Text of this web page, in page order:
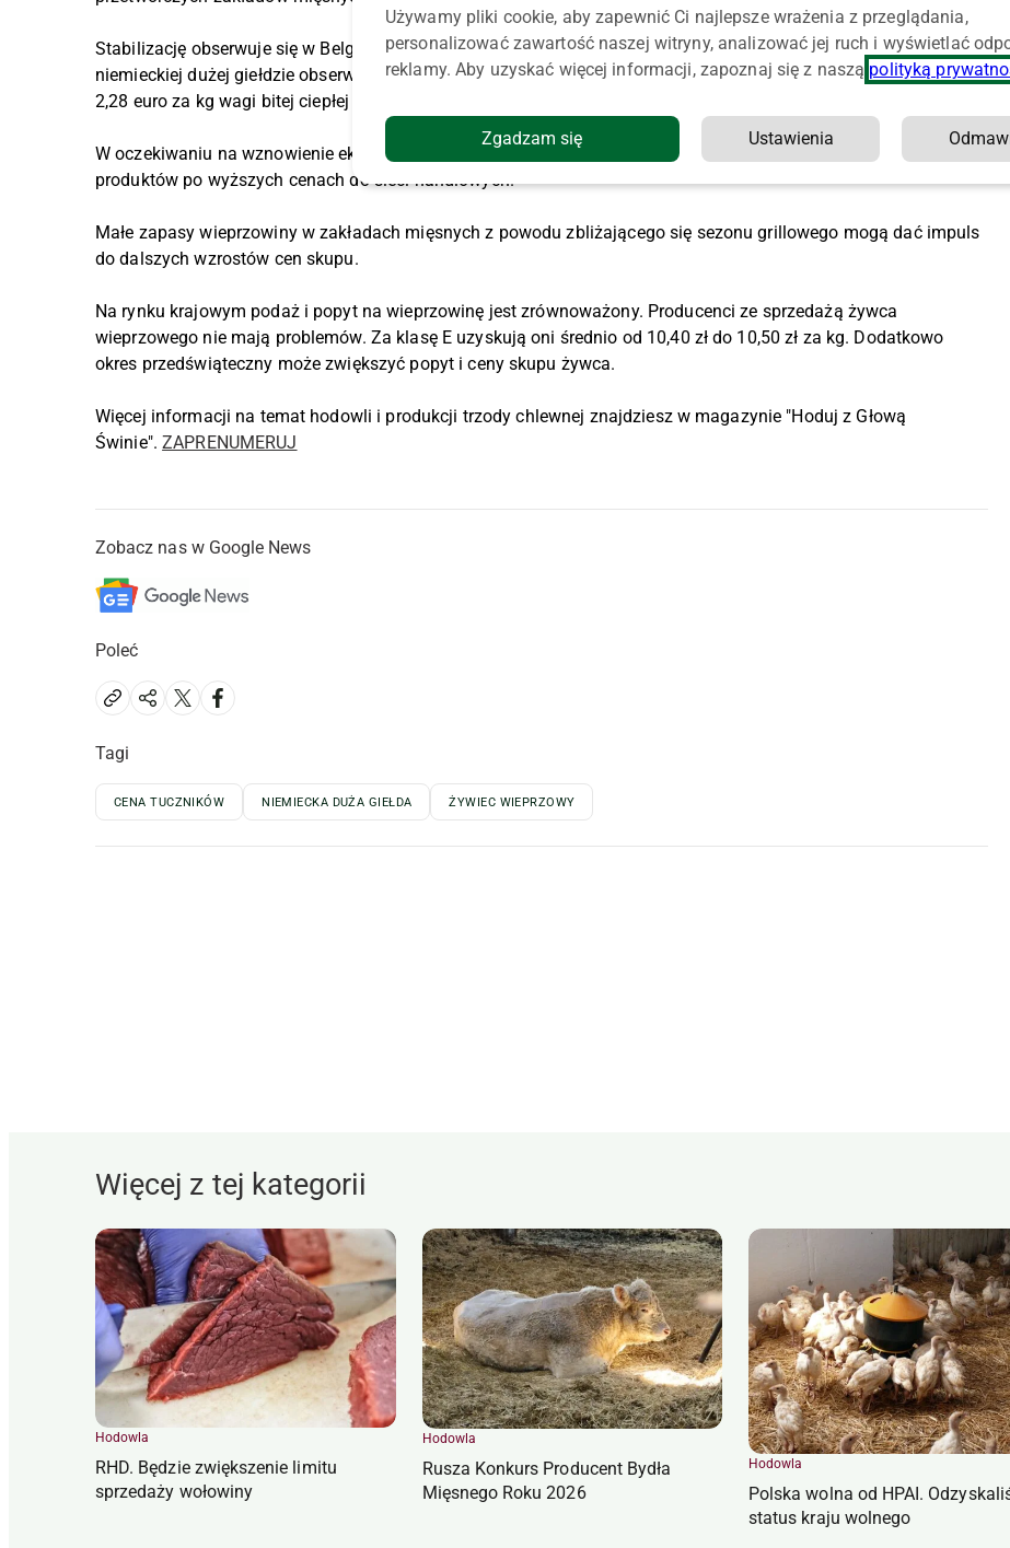
Stabilizację obserwuje się w Belgii, Holandii, Danii i Austrii, gdzie ceny pozostały bez zmian. Również na
niemieckiej dużej giełdzie obserwujemy stagnację. Tamtejsze notowania tuczników utrzymały się na poziomie
2,28 euro za kg wagi bitej ciepłej (wbc), co w przeliczeniu na polską walutę daje około 10,72 zł.
W oczekiwaniu na wznowienie eksportu do Azji, przetwórnie intensywnie negocjują możliwość sprzedaży swoich
produktów po wyższych cenach do sieci handlowych.
Małe zapasy wieprzowiny w zakładach mięsnych z powodu zbliżającego się sezonu grillowego mogą dać impuls
do dalszych wzrostów cen skupu.
Na rynku krajowym podaż i popyt na wieprzowinę jest zrównoważony. Producenci ze sprzedażą żywca
wieprzowego nie mają problemów. Za klasę E uzyskują oni średnio od 10,40 zł do 10,50 zł za kg. Dodatkowo
okres przedświąteczny może zwiększyć popyt i ceny skupu żywca.
Więcej informacji na temat hodowli i produkcji trzody chlewnej znajdziesz w magazynie "Hoduj z Głową
Świnie".ZAPRENUMERUJ
Zobacz nas w Google News
Poleć
Tagi
CENA TUCZNIKÓW NIEMIECKA DUŻA GIEŁDA ŻYWIEC WIEPRZOWY
Więcej z tej kategorii
Hodowla
RHD. Będzie zwiększenie limitu
sprzedaży wołowiny
Hodowla
Rusza Konkurs Producent Bydła
Mięsnego Roku 2026
Hodowla
Polska wolna od HPAI.
status kraju wolnego
Używamy pliki cookie, aby zapewnić Ci najlepsze wrażenia z przeglądania,
personalizować zawartość naszej witryny, analizować jej ruch i wyświetlać
reklamy. Aby uzyskać więcej informacji, zapoznaj się z naszą polityką
Zgadzam się Ustawienia